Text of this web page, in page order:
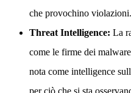
che provochino violazioni.
Threat Intelligence: La
come le firme dei
nota come intelligence